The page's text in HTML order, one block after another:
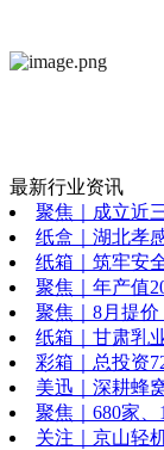
最新行业资讯
聚焦｜成立近
纸盒｜湖北孝
纸箱｜筑牢安
聚焦｜年产值
聚焦｜8月提价
纸箱｜甘肃乳
彩箱｜总投资
美迅｜深耕蜂
聚焦｜680家
关注｜京山轻